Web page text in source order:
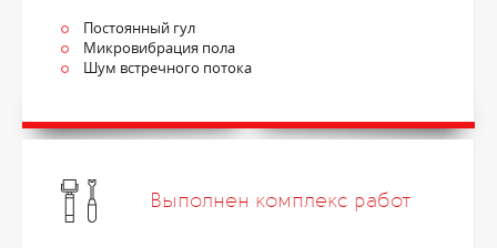
Постоянный гул
Микровибрация пола
Шум встречного потока
Выполнен комплекс работ